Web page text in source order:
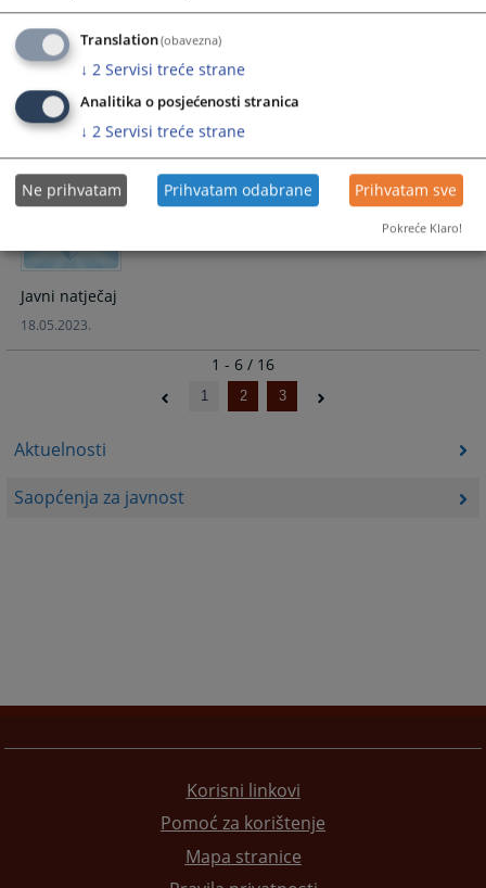
Aktuelnosti
Saopćenja za javnost
Polugodišnje izvješće o poštivanju
optimalnih i predvidivih rokova
Polugodišnje izvješće o poštivanju optimalnih i predvidivih
rokova
19.07.2024.
Javni natječaj
18.05.2023.
1 - 6 / 16
1 2 3
Korisni linkovi
Pomoć za korištenje
Mapa stranice
Translation(obavezna)
↓ 2 Servisi treće strane
Analitika o posjećenosti stranica
↓ 2 Servisi treće strane
Ne prihvatam Prihvatam odabrane Prihvatam sve
Pokreće Klaro!